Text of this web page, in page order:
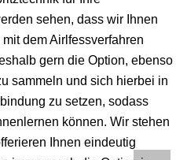
sehen, dass wir Ihnen
dem Airlfessverfahren
gern die Option, ebenso
sammeln und sich hierbei in
zu setzen, sodass
können. Wir stehen
Ihnen eindeutig